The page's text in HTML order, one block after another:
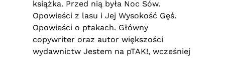
książka. Przed nią była Noc Sów.
Opowieści z lasu i Jej Wysokość Gęś.
Opowieści o ptakach. Główny
copywriter oraz autor większości
wydawnictw Jestem na pTAK!, wcześniej